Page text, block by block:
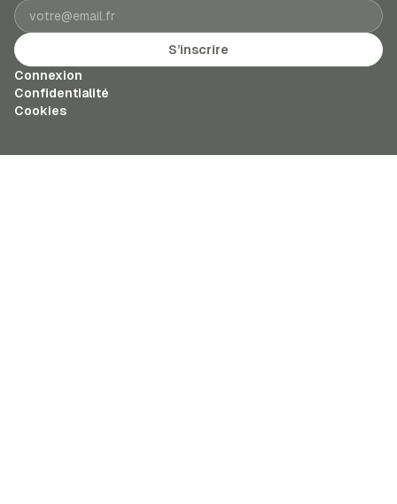
Adresse e-mail
S’inscrire
Connexion
Confidentialité
Cookies